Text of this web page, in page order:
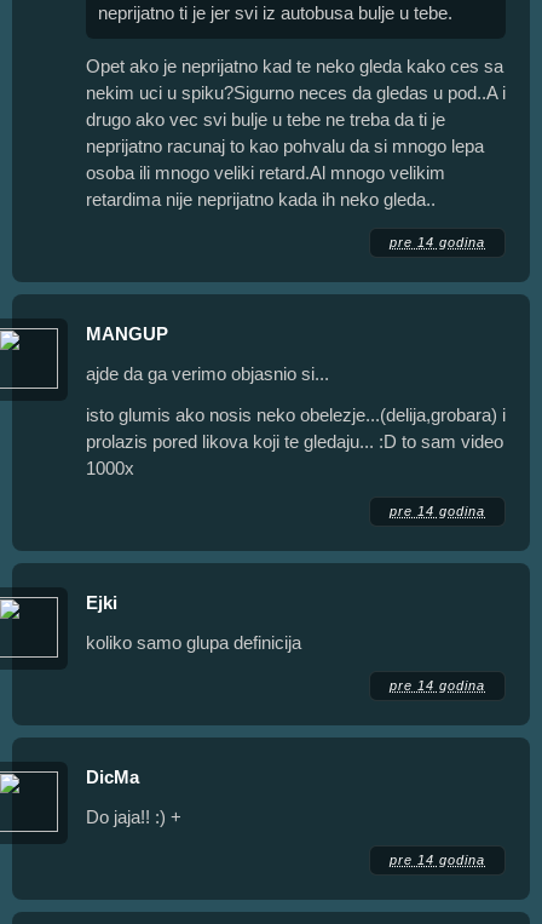
neprijatno ti je jer svi iz autobusa bulje u tebe.
Opet ako je neprijatno kad te neko gleda kako ces sa
nekim uci u spiku?Sigurno neces da gledas u pod..A i
drugo ako vec svi bulje u tebe ne treba da ti je
neprijatno racunaj to kao pohvalu da si mnogo lepa
osoba ili mnogo veliki retard.Al mnogo velikim
retardima nije neprijatno kada ih neko gleda..
pre 14 godina
MANGUP
ajde da ga verimo objasnio si...
isto glumis ako nosis neko obelezje...(delija,grobara) i
prolazis pored likova koji te gledaju... :D to sam video
1000x
pre 14 godina
Ejki
koliko samo glupa definicija
pre 14 godina
DicMa
Do jaja!! :) +
pre 14 godina